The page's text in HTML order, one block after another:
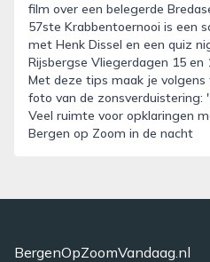
film over een belegerde
57ste Krabbentoernooi is een
met Henk Dissel en een quiz
Rijsbergse Vliegerdagen 15 en
Met deze tips maak je
foto van de zonsverduistering:
Veel ruimte voor opklaringen
Bergen op Zoom in de nacht
BergenOpZoomVandaag.nl